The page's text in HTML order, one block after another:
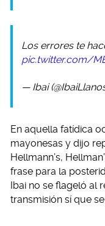
Los errores te
pic.twitter.com/
— Ibai
En aquella fatídica
mayonesas y dijo
Hellmann’s,
frase para la
Ibai no se flageló al
transmisión sí que